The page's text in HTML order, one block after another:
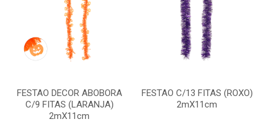
FESTAO DECOR ABOBORA
C/9 FITAS (LARANJA)
2mX11cm
FESTAO C/13 FITAS (ROXO)
2mX11cm